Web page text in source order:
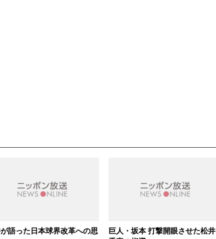
語った日本球界改革への思
巨人・坂本 打撃開眼させた松井